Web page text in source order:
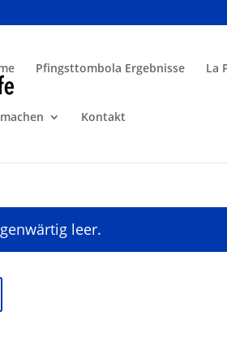
Pfingsttombola Ergebnisse La
Kontakt
leer.